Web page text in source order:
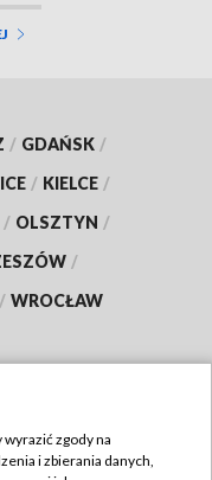
/ GDAŃSK /
/ KIELCE /
/ OLSZTYN /
/
/ WROCŁAW
zgody na
i zbierania danych,